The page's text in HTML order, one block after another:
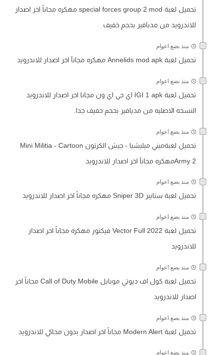
تحميل لعبة special forces group 2 mod مهكره مجاناً اخر اصدار
للاندرويد من مديافير بحجم خفيف
منذ بضع اعوام
تحميل لعبة Annelids mod apk مهكره مجانآ اخر اصدار للاندرويد
منذ بضع اعوام
تحميل لعبة IGI 1 apk اي جي اي ون مجانا اخر اصدار للاندرويد
النسخه الاصليه من مديافير بحجم خفيف جدا.
منذ بضع اعوام
تحميل لعبةميني ميليشيا - جيش الكرتون Mini Militia - Cartoon
Army 2مهكره مجانآ اخر اصدار للاندرويد
منذ بضع اعوام
تحميل لعبة سنايبر Sniper 3D مهكره مجاناً اخر اصدار للاندرويد
منذ بضع اعوام
تحميل لعبة Vector Full 2022 فيكتور مهكرة مجاناً اخر اصدار
للاندرويد
منذ بضع اعوام
تحميل لعبة كول اف ديوتي موبايل Call of Duty Mobile مجاناً اخر
اصدار للاندرويد
منذ بضع اعوام
تحميل لعبة Modern Alert مجاناً اخر اصدار بدون محاكي للاندرويد
منذ بضع اعوام